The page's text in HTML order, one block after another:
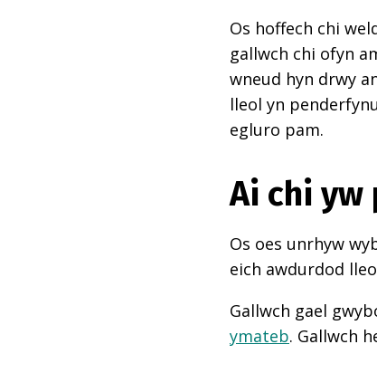
Os hoffech chi
gallwch chi ofyn
wneud hyn drwy
lleol yn
egluro pam.
Ai chi yw
Os oes unrhyw
eich awdurdod
Gallwch gael
ymateb. Gallwch